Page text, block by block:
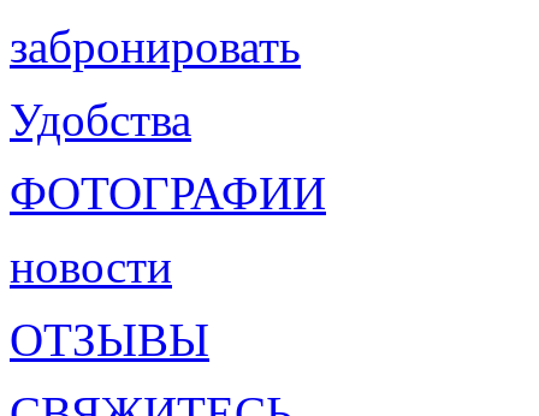
забронировать
Удобства
ФОТОГРАФИИ
новости
ОТЗЫВЫ